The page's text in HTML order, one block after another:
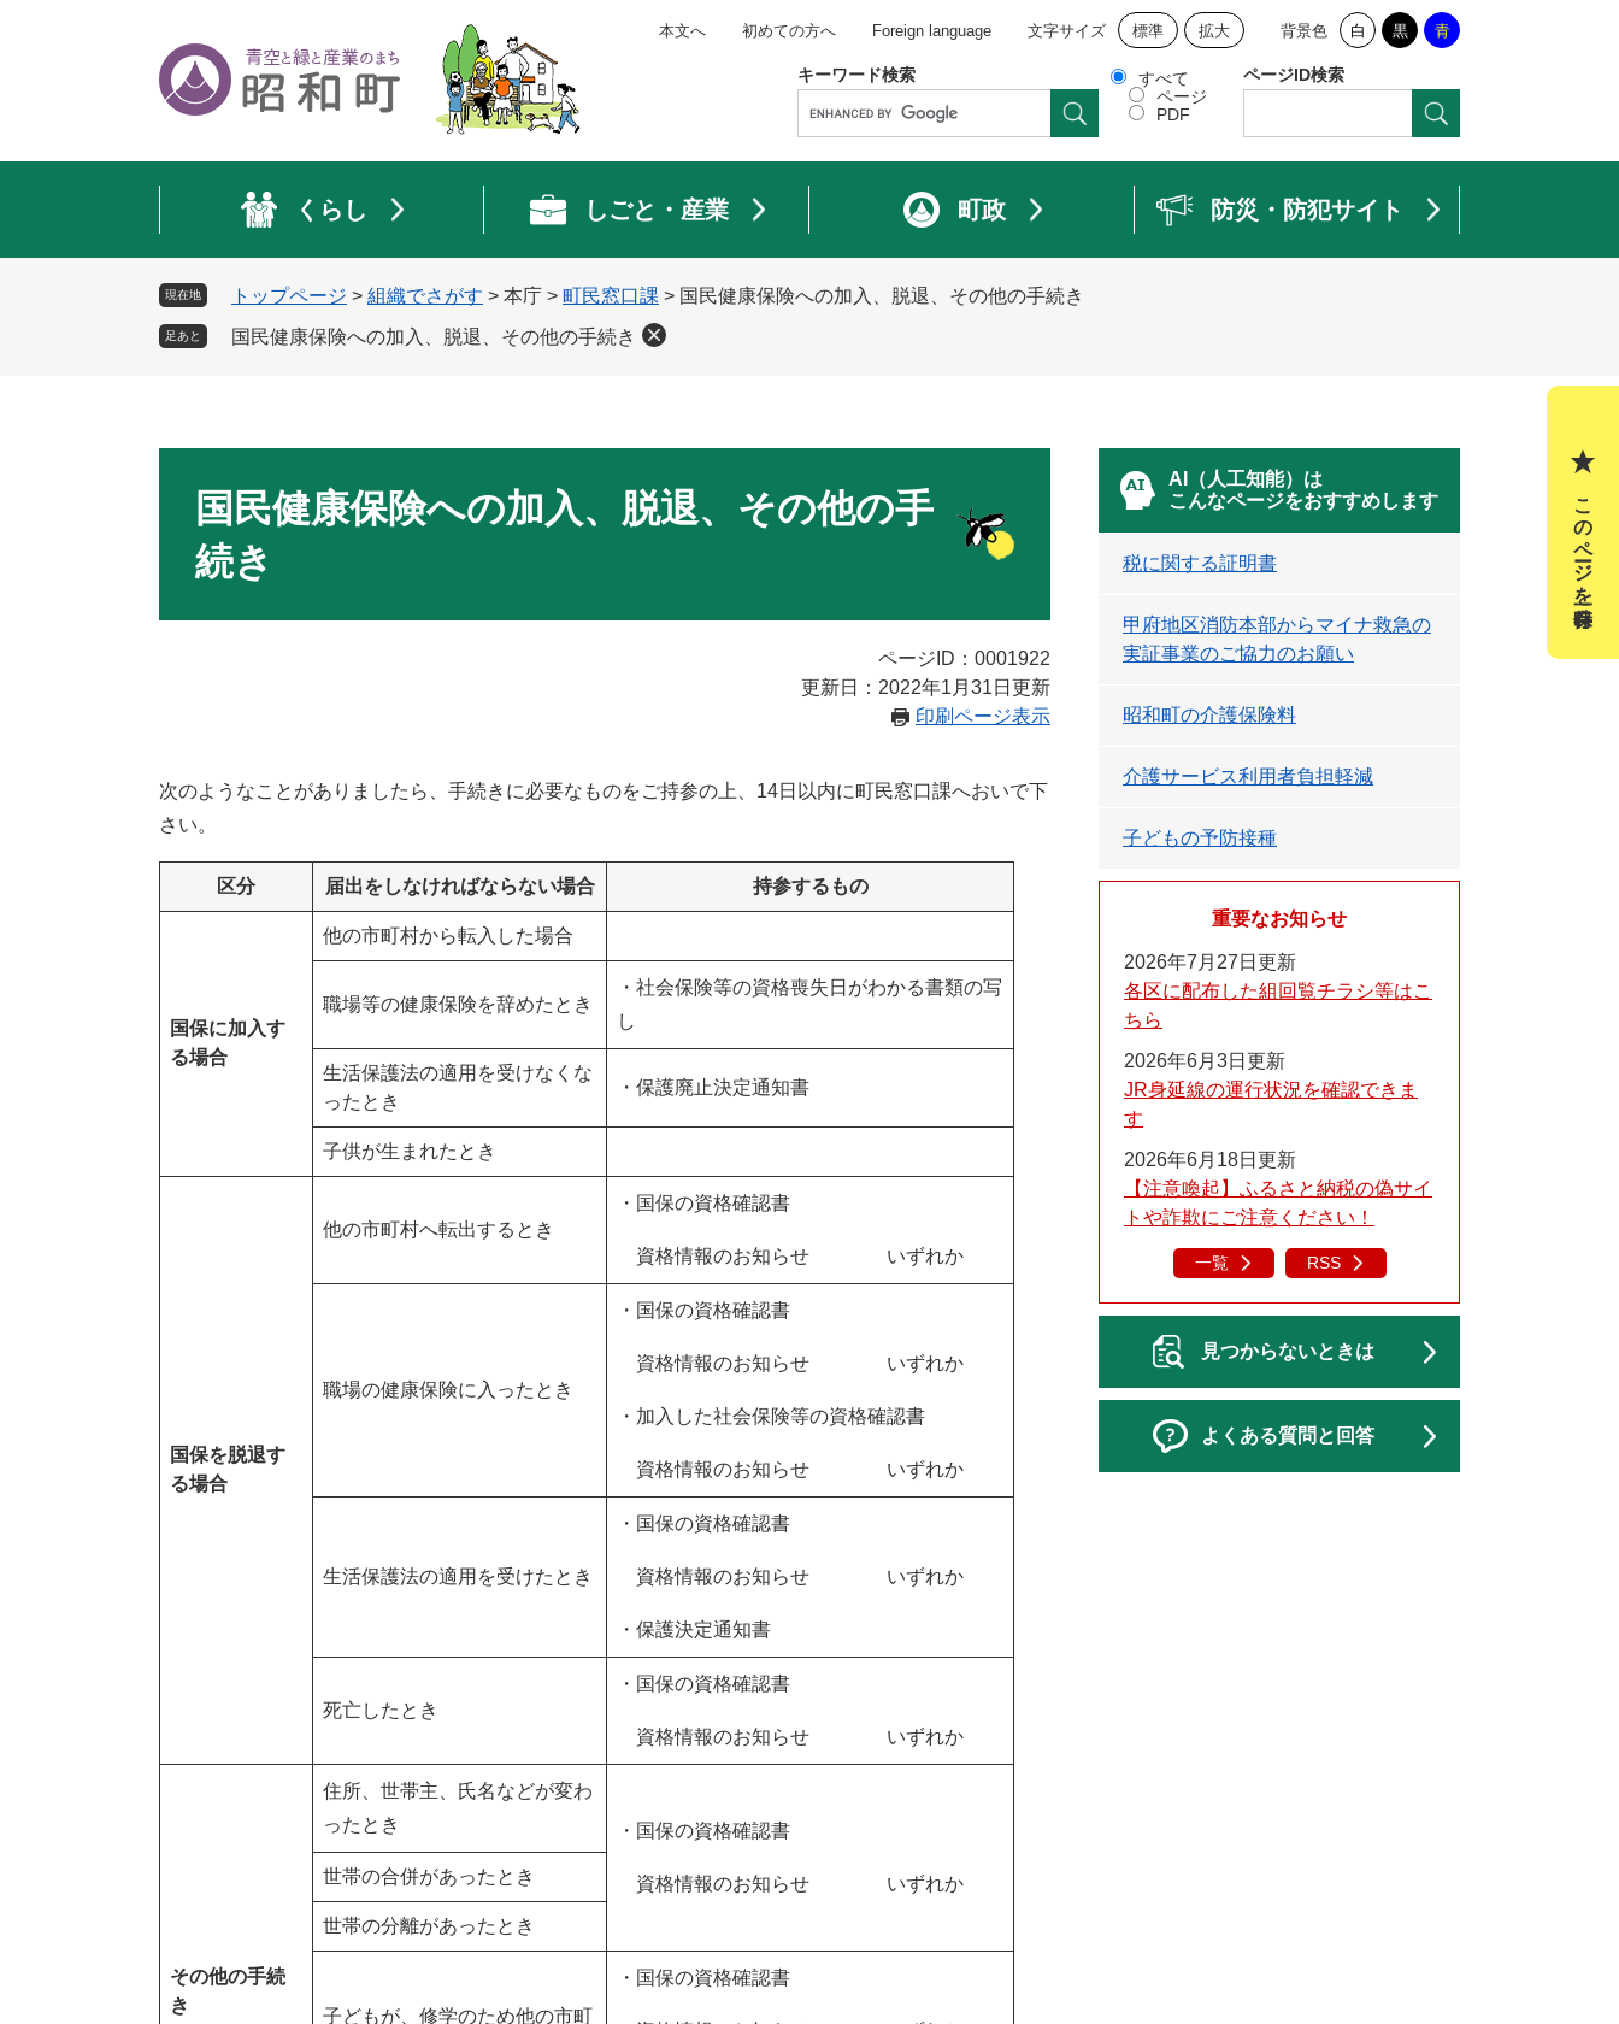
頭
飛
本文へ 初めての方へ Foreign language 文字サイズ 標準 拡大 背景色 白 黒 青
キーワード検索
すべて
ページ
PDF
ページID検索
くらし しごと・産業 町政 防災・防犯サイト
現在地 トップページ > 組織でさがす > 本庁 > 町民窓口課 > 国民健康保険への加入、脱退、その他の手続き
足あと 国民健康保険への加入、脱退、その他の手続き
国民健康保険への加入、脱退、その他の手
続き
ページID：0001922
更新日：2022年1月31日更新
印刷ページ表示
次のようなことがありましたら、手続きに必要なものをご持参の上、14日以内に町民窓口課へおいで下
さい。
区分 届出をしなければならない場合 持参するもの
国保に加入す
る場合
他の市町村から転入した場合
職場等の健康保険を辞めたとき
・社会保険等の資格喪失日がわかる書類の写
し
生活保護法の適用を受けなくな
ったとき
・保護廃止決定通知書
子供が生まれたとき
国保を脱退す
る場合
他の市町村へ転出するとき
・国保の資格確認書
資格情報のお知らせ いずれか
職場の健康保険に入ったとき
・国保の資格確認書
資格情報のお知らせ いずれか
・加入した社会保険等の資格確認書
資格情報のお知らせ いずれか
生活保護法の適用を受けたとき
・国保の資格確認書
資格情報のお知らせ いずれか
・保護決定通知書
死亡したとき
・国保の資格確認書
資格情報のお知らせ いずれか
その他の手続
き
住所、世帯主、氏名などが変わ
ったとき
・国保の資格確認書
資格情報のお知らせ いずれか
世帯の合併があったとき
世帯の分離があったとき
子どもが、修学のため他の市町
・国保の資格確認書
AI（人工知能）は
こんなページをおすすめします
税に関する証明書
甲府地区消防本部からマイナ救急の
実証事業のご協力のお願い
昭和町の介護保険料
介護サービス利用者負担軽減
子どもの予防接種
重要なお知らせ
2026年7月27日更新
各区に配布した組回覧チラシ等はこ
ちら
2026年6月3日更新
JR身延線の運行状況を確認できま
す
2026年6月18日更新
【注意喚起】ふるさと納税の偽サイ
トや詐欺にご注意ください！
一覧 RSS
見つからないときは
よくある質問と回答
このページを一時保存